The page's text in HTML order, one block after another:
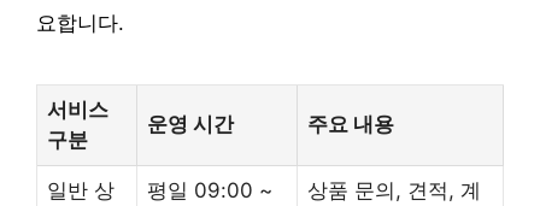
요합니다.
서비스
구분
운영 시간 주요 내용
일반 상
평일 09:00 ~
상품 문의, 견적, 계